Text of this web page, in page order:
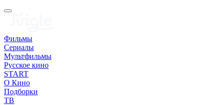
Фильмы
Сериалы
Мультфильмы
Русское кино
START
О Кино
Подборки
ТВ